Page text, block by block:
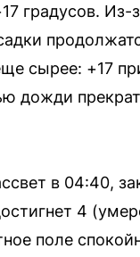
градусов.
сырее: +17
дожди
в 04:40,
4
поле